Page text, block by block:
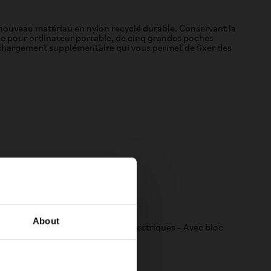
About
matériau en nylon recyclé durable. Conservant la
pour ordinateur portable, de cinq grandes poches
supplémentaire qui vous permet de fixer des
Compatibilité
Tous les vélos Brompton non électriques - Avec bloc
porte-bagages avant